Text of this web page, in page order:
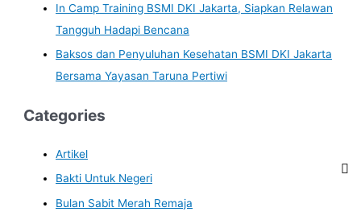
In Camp Training BSMI DKI Jakarta, Siapkan Relawan
Tangguh Hadapi Bencana
Baksos dan Penyuluhan Kesehatan BSMI DKI Jakarta
Bersama Yayasan Taruna Pertiwi
Categories
Artikel
Bakti Untuk Negeri
Bulan Sabit Merah Remaja